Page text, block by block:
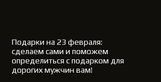
Подарки на 23 февраля:
сделаем сами и поможем
определиться с подарком для
дорогих мужчин вам!